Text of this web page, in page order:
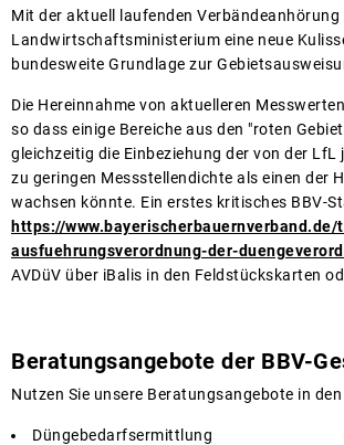
Mit der aktuell laufenden
Landwirtschaftsministerium eine neue
bundesweite Grundlage zur
Die Hereinnahme von aktuelleren
so dass einige Bereiche aus den "roten
gleichzeitig die Einbeziehung der von der
zu geringen Messstellendichte als einen der
wachsen könnte. Ein erstes kritisches BBV-
https://
ausfuehrungsverordnung-der-
AVDüV über iBalis in den Feldstückskarten
Beratungsangebote der BBV-
Nutzen Sie unsere Beratungsangebote in
Düngebedarfsermittlung